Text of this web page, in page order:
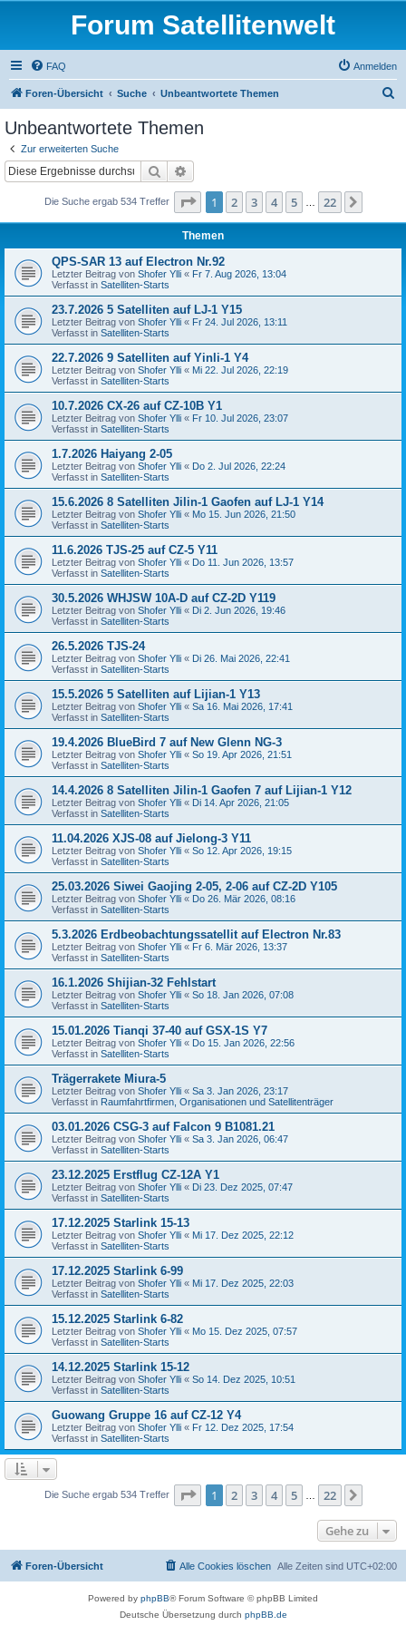
Forum Satellitenwelt
FAQ Anmelden
Foren-Übersicht Suche Unbeantwortete Themen
Unbeantwortete Themen
Zur erweiterten Suche
Suche
Die Suche ergab 534 Treffer Seite 1von 22
1 2 3 4 5 22
Themen
QPS-SAR 13 auf Electron Nr.92
Letzter Beitrag von Shofer Ylli « Fr 7. Aug 2026, 13:04
Verfasst in Satelliten-Starts
23.7.2026 5 Satelliten auf LJ-1 Y15
Letzter Beitrag von Shofer Ylli « Fr 24. Jul 2026, 13:11
Verfasst in Satelliten-Starts
22.7.2026 9 Satelliten auf Yinli-1 Y4
Letzter Beitrag von Shofer Ylli « Mi 22. Jul 2026, 22:19
Verfasst in Satelliten-Starts
10.7.2026 CX-26 auf CZ-10B Y1
Letzter Beitrag von Shofer Ylli « Fr 10. Jul 2026, 23:07
Verfasst in Satelliten-Starts
1.7.2026 Haiyang 2-05
Letzter Beitrag von Shofer Ylli « Do 2. Jul 2026, 22:24
Verfasst in Satelliten-Starts
15.6.2026 8 Satelliten Jilin-1 Gaofen auf LJ-1 Y14
Letzter Beitrag von Shofer Ylli « Mo 15. Jun 2026, 21:50
Verfasst in Satelliten-Starts
11.6.2026 TJS-25 auf CZ-5 Y11
Letzter Beitrag von Shofer Ylli « Do 11. Jun 2026, 13:57
Verfasst in Satelliten-Starts
30.5.2026 WHJSW 10A-D auf CZ-2D Y119
Letzter Beitrag von Shofer Ylli « Di 2. Jun 2026, 19:46
Verfasst in Satelliten-Starts
26.5.2026 TJS-24
Letzter Beitrag von Shofer Ylli « Di 26. Mai 2026, 22:41
Verfasst in Satelliten-Starts
15.5.2026 5 Satelliten auf Lijian-1 Y13
Letzter Beitrag von Shofer Ylli « Sa 16. Mai 2026, 17:41
Verfasst in Satelliten-Starts
19.4.2026 BlueBird 7 auf New Glenn NG-3
Letzter Beitrag von Shofer Ylli « So 19. Apr 2026, 21:51
Verfasst in Satelliten-Starts
14.4.2026 8 Satelliten Jilin-1 Gaofen 7 auf Lijian-1 Y12
Letzter Beitrag von Shofer Ylli « Di 14. Apr 2026, 21:05
Verfasst in Satelliten-Starts
11.04.2026 XJS-08 auf Jielong-3 Y11
Letzter Beitrag von Shofer Ylli « So 12. Apr 2026, 19:15
Verfasst in Satelliten-Starts
25.03.2026 Siwei Gaojing 2-05, 2-06 auf CZ-2D Y105
Letzter Beitrag von Shofer Ylli « Do 26. Mär 2026, 08:16
Verfasst in Satelliten-Starts
5.3.2026 Erdbeobachtungssatellit auf Electron Nr.83
Letzter Beitrag von Shofer Ylli « Fr 6. Mär 2026, 13:37
Verfasst in Satelliten-Starts
16.1.2026 Shijian-32 Fehlstart
Letzter Beitrag von Shofer Ylli « So 18. Jan 2026, 07:08
Verfasst in Satelliten-Starts
15.01.2026 Tianqi 37-40 auf GSX-1S Y7
Letzter Beitrag von Shofer Ylli « Do 15. Jan 2026, 22:56
Verfasst in Satelliten-Starts
Trägerrakete Miura-5
Letzter Beitrag von Shofer Ylli « Sa 3. Jan 2026, 23:17
Verfasst in Raumfahrtfirmen, Organisationen und Satellitenträger
03.01.2026 CSG-3 auf Falcon 9 B1081.21
Letzter Beitrag von Shofer Ylli « Sa 3. Jan 2026, 06:47
Verfasst in Satelliten-Starts
23.12.2025 Erstflug CZ-12A Y1
Letzter Beitrag von Shofer Ylli « Di 23. Dez 2025, 07:47
Verfasst in Satelliten-Starts
17.12.2025 Starlink 15-13
Letzter Beitrag von Shofer Ylli « Mi 17. Dez 2025, 22:12
Verfasst in Satelliten-Starts
17.12.2025 Starlink 6-99
Letzter Beitrag von Shofer Ylli « Mi 17. Dez 2025, 22:03
Verfasst in Satelliten-Starts
15.12.2025 Starlink 6-82
Letzter Beitrag von Shofer Ylli « Mo 15. Dez 2025, 07:57
Verfasst in Satelliten-Starts
14.12.2025 Starlink 15-12
Letzter Beitrag von Shofer Ylli « So 14. Dez 2025, 10:51
Verfasst in Satelliten-Starts
Guowang Gruppe 16 auf CZ-12 Y4
Letzter Beitrag von Shofer Ylli « Fr 12. Dez 2025, 17:54
Verfasst in Satelliten-Starts
Die Suche ergab 534 Treffer Seite 1von 22
1 2 3 4 5 22
Gehe zu
Foren-Übersicht Alle Zeiten sind UTC+02:00
Alle Cookies löschen
Powered by phpBB® Forum Software © phpBB Limited
Deutsche Übersetzung durch phpBB.de